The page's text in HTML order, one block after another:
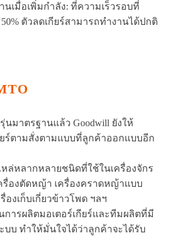
เมื่อเพิ่มกำลัง: ที่ความเร็วรอบที่
ตัวลดเกียร์สามารถทำงานได้ปกติ
นมาตรฐานแล้ว Goodwill ยังให้
ร์ตามสั่งตามแบบที่ลูกค้าออกแบบอีก
หล่หลากหลายชนิดที่ใช้ในเครื่องจักร
รื่องตัดหญ้า เครื่องคราดหญ้าแบบ
องเก็บเกี่ยวข้าวโพด ฯลฯ
การผลิตมอเตอร์เกียร์และทีมผลิตที่มี
บบ ทำให้มั่นใจได้ว่าลูกค้าจะได้รับ